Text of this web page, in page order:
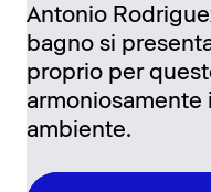
Antonio
bagno si
proprio per
armoniosamente
ambiente.